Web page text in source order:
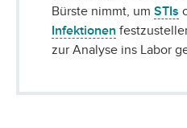
Bürste nimmt, um STIs
Infektionen
zur Analyse ins Labor